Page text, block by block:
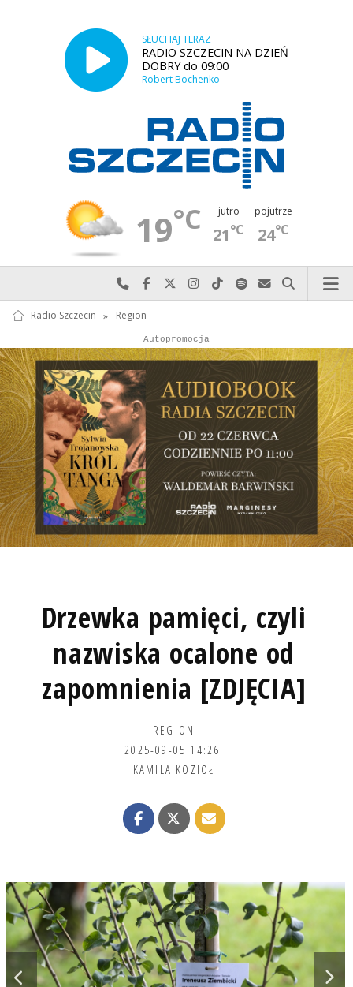
SŁUCHAJ TERAZ
RADIO SZCZECIN NA DZIEŃ
DOBRY do 09:00
Robert Bochenko
19°C jutro
21°C
pojutrze
24°C
Najlepiej po prostu do nas zadzwoń
Odwiedź nas na Facebook-u
Odwiedź nas na X
Odwiedź nas na Instagram-ie
Odwiedź nas na TikTok-u
Szukaj nas na Spotify
Wyślij do nas
Szukaj
Radio Szczecin » Region
Autopromocja
Autopromocja
Drzewka pamięci, czyli
nazwiska ocalone od
zapomnienia [ZDJĘCIA]
REGION
2025-09-05 14:26
KAMILA KOZIOŁ